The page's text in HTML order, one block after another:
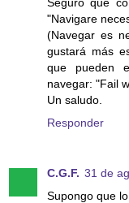
"Navigare
(Navegar es
gustará más
que pueden
navegar: "Fail
Un saludo.
Responder
C.G.F. 31 de
Supongo que